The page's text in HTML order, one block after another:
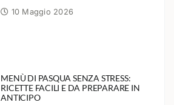
10 Maggio 2026
MENÙ DI PASQUA SENZA STRESS:
RICETTE FACILI E DA PREPARARE IN
ANTICIPO